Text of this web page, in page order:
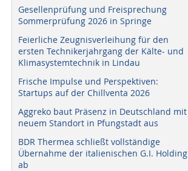
Gesellenprüfung und Freisprechung
Sommerprüfung 2026 in Springe
Feierliche Zeugnisverleihung für den
ersten Technikerjahrgang der Kälte- und
Klimasystemtechnik in Lindau
Frische Impulse und Perspektiven:
Startups auf der Chillventa 2026
Aggreko baut Präsenz in Deutschland mit
neuem Standort in Pfungstadt aus
BDR Thermea schließt vollständige
Übernahme der italienischen G.I. Holding
ab